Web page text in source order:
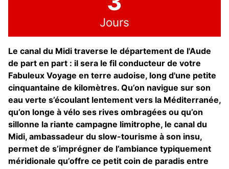
Jours
Le canal du Midi traverse le département de l'Aude
de part en part : il sera le fil conducteur de votre
Fabuleux Voyage en terre audoise, long d'une petite
cinquantaine de kilomètres. Qu’on navigue sur son
eau verte s’écoulant lentement vers la Méditerranée,
qu’on longe à vélo ses rives ombragées ou qu’on
sillonne la riante campagne limitrophe, le canal du
Midi, ambassadeur du slow-tourisme à son insu,
permet de s’imprégner de l’ambiance typiquement
méridionale qu’offre ce petit coin de paradis entre